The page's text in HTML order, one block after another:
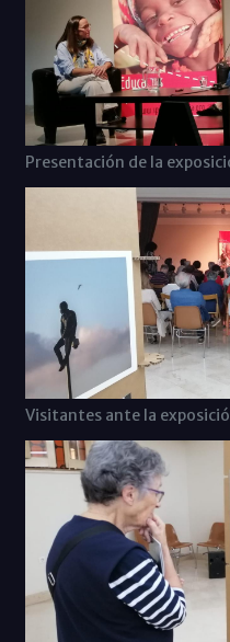
Presentación de la
Visitantes ante la